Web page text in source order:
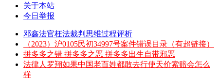
关于本站
今日举报
邓鑫法官枉法裁判思维过程评析
（2023）沪0105民初34997号案件错误目录（有超链接）
拼多多之错 拼多多之恶 拼多多出生自带邪恶
法律人罗翔如果中国老百姓都敢去行使天价索赔会怎么
样